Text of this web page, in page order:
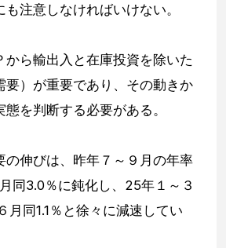
注意しなければいけない。
から輸出入と在庫投資を除いた
要）が重要であり、その動きか
を判断する必要がある。
の伸びは、昨年７～９月の年率
同3.0％に鈍化し、25年１～３
月同1.1％と徐々に減速してい